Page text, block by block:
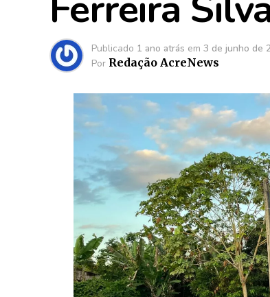
Publicado 1 ano atrás em 3 de junho de
Por Redação AcreNews